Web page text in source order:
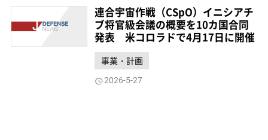
連合宇宙作戦（CSpO）イニシアチ
ブ将官級会議の概要を10カ国合同
発表 米コロラドで4月17日に開催
事業・計画
2026-5-27